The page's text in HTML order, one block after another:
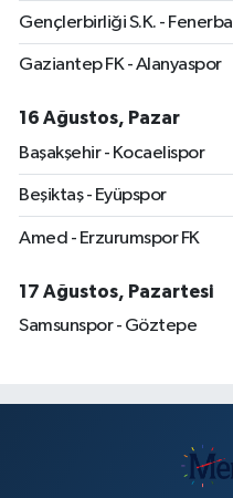
Gençlerbirliği S.K. -
Gaziantep FK - Alanyaspor
16 Ağustos, Pazar
Başakşehir - Kocaelispor
Beşiktaş - Eyüpspor
Amed - Erzurumspor FK
17 Ağustos, Pazartesi
Samsunspor - Göztepe